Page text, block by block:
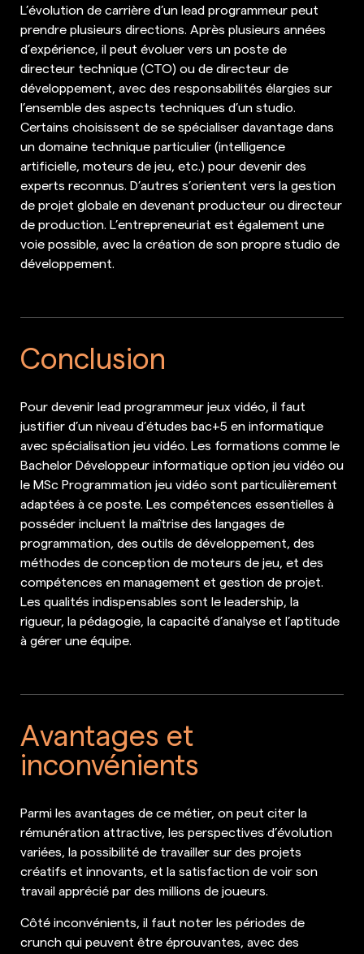
L’évolution de carrière d’un lead programmeur peut
prendre plusieurs directions. Après plusieurs années
d’expérience, il peut évoluer vers un poste de
directeur technique (CTO) ou de directeur de
développement, avec des responsabilités élargies sur
l’ensemble des aspects techniques d’un studio.
Certains choisissent de se spécialiser davantage dans
un domaine technique particulier (intelligence
artificielle, moteurs de jeu, etc.) pour devenir des
experts reconnus. D’autres s’orientent vers la gestion
de projet globale en devenant producteur ou directeur
de production. L’entrepreneuriat est également une
voie possible, avec la création de son propre studio de
développement.
Conclusion
Pour devenir lead programmeur jeux vidéo, il faut
justifier d’un niveau d’études bac+5 en informatique
avec spécialisation jeu vidéo. Les formations comme le
Bachelor Développeur informatique option jeu vidéo ou
le MSc Programmation jeu vidéo sont particulièrement
adaptées à ce poste. Les compétences essentielles à
posséder incluent la maîtrise des langages de
programmation, des outils de développement, des
méthodes de conception de moteurs de jeu, et des
compétences en management et gestion de projet.
Les qualités indispensables sont le leadership, la
rigueur, la pédagogie, la capacité d’analyse et l’aptitude
à gérer une équipe.
Avantages et
inconvénients
Parmi les avantages de ce métier, on peut citer la
rémunération attractive, les perspectives d’évolution
variées, la possibilité de travailler sur des projets
créatifs et innovants, et la satisfaction de voir son
travail apprécié par des millions de joueurs.
Côté inconvénients, il faut noter les périodes de
crunch qui peuvent être éprouvantes, avec des